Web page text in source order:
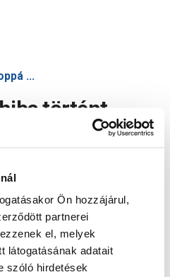
Ön hozzájárul,
partnerei
el, melyek
látogatásának adatait
szóló hirdetések
...
történt